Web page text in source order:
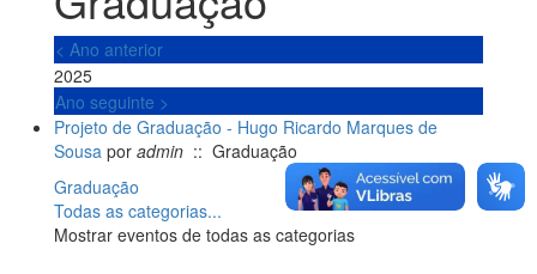
< Ano anterior
2025
Ano seguinte >
Projeto de Graduação - Hugo Ricardo Marques de
Sousa por admin :: Graduação
Graduação
Todas as categorias...
Mostrar eventos de todas as categorias